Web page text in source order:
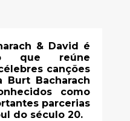
& David é
que reúne
canções
Burt Bacharach
como
parcerias
do século 20.